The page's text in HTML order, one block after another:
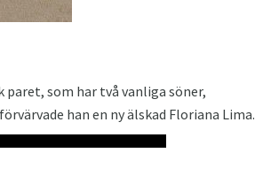
som har två vanliga söner,
han en ny älskad Floriana Lima.